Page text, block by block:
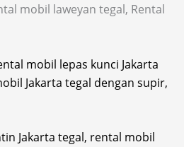
mobil laweyan tegal, Rental
mobil lepas kunci Jakarta
Jakarta tegal dengan supir,
Jakarta tegal, rental mobil